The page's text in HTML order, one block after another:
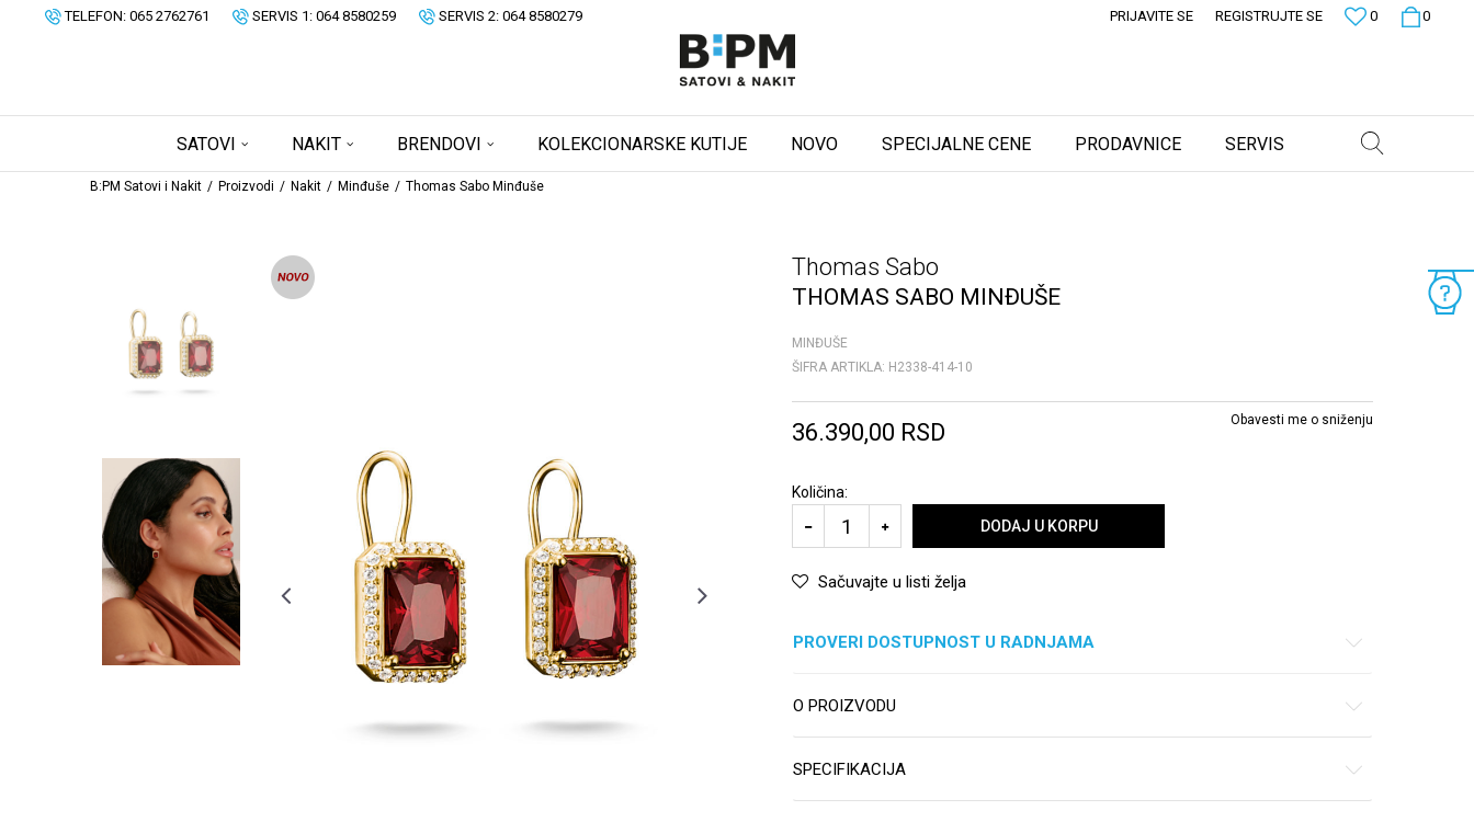
TELEFON: 065 2762761 SERVIS 1: 064 8580259 SERVIS 2: 064 8580279 0
0
PRIJAVITE SE REGISTRUJTE SE
SATOVI NAKIT BRENDOVI KOLEKCIONARSKE KUTIJE NOVO SPECIJALNE CENE PRODAVNICE SERVIS
B:PM Satovi i Nakit Proizvodi Nakit Minđuše Thomas Sabo Minđuše
Thomas Sabo
THOMAS SABO MINĐUŠE
MINĐUŠE
ŠIFRA ARTIKLA: H2338-414-10
36.390,00 RSD Obavesti me o sniženju
Količina:
DODAJ U KORPU
Sačuvajte u listi želja
PROVERI DOSTUPNOST U RADNJAMA
O PROIZVODU
SPECIFIKACIJA